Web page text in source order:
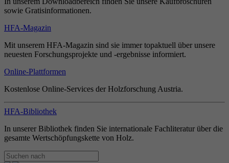
sowie Gratisinformationen.
HFA-Magazin
Mit unserem HFA-Magazin sind sie immer topaktuell über unsere
neuesten Forschungsprojekte und -ergebnisse informiert.
Online-Plattformen
Kostenlose Online-Services der Holzforschung Austria.
HFA-Bibliothek
In unserer Bibliothek finden Sie internationale Fachliteratur über die
gesamte Wertschöpfungskette von Holz.